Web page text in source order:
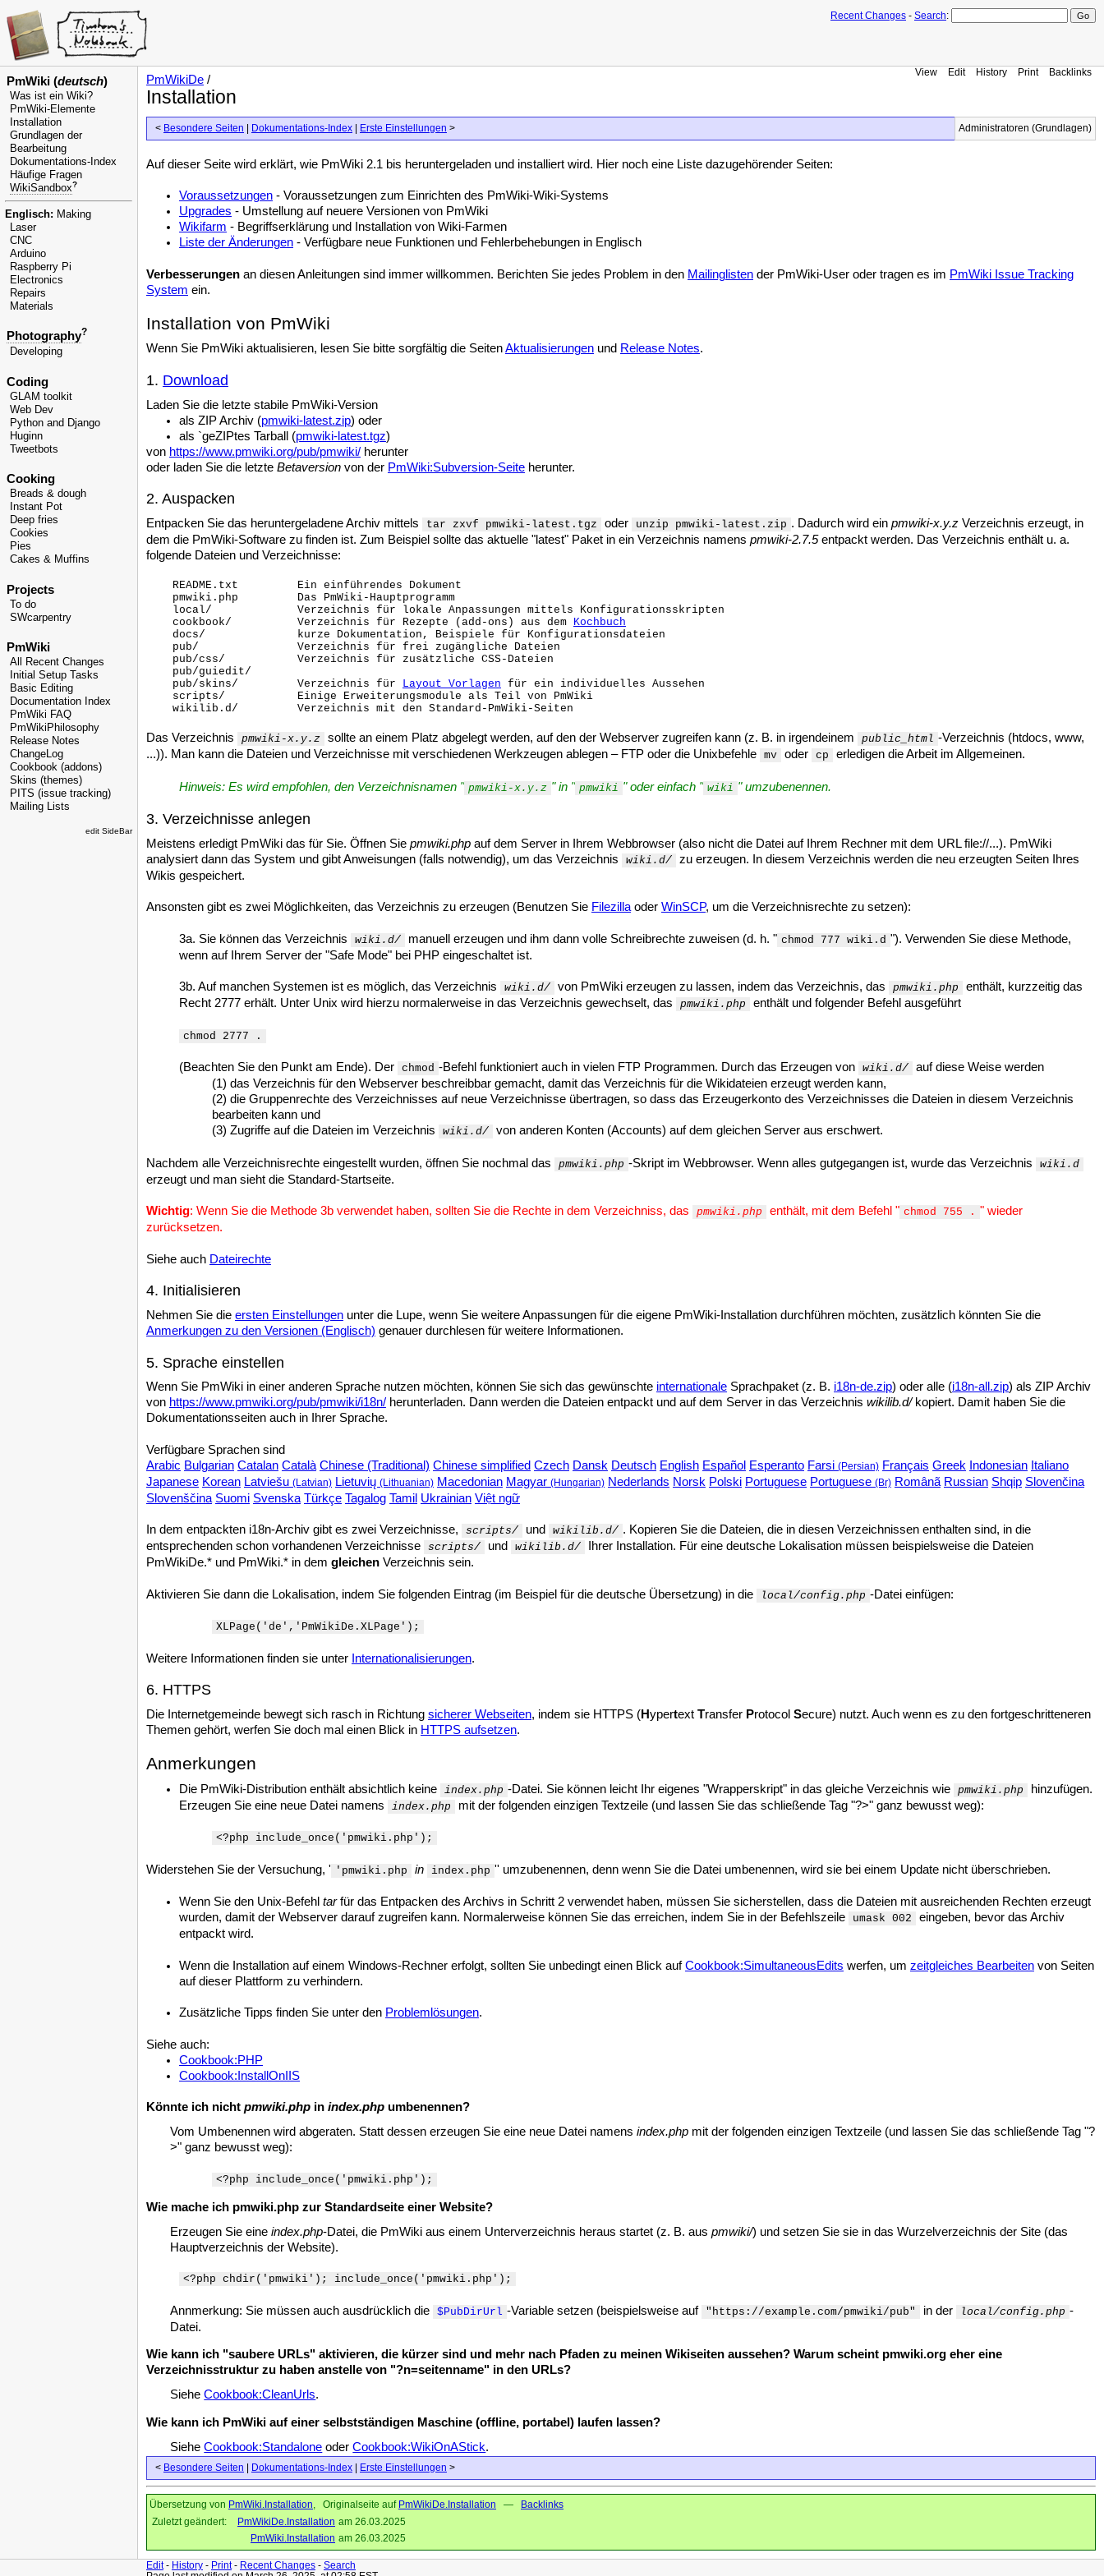
Recent Changes - Search:
PmWiki (deutsch)
Was ist ein Wiki?
PmWiki-Elemente
Installation
Grundlagen der
Bearbeitung
Dokumentations-Index
Häufige Fragen
WikiSandbox?
Englisch: Making
Laser
CNC
Arduino
Raspberry Pi
Electronics
Repairs
Materials
Photography?
Developing
Coding
GLAM toolkit
Web Dev
Python and Django
Huginn
Tweetbots
Cooking
Breads & dough
Instant Pot
Deep fries
Cookies
Pies
Cakes & Muffins
Projects
To do
SWcarpentry
PmWiki
All Recent Changes
Initial Setup Tasks
Basic Editing
Documentation Index
PmWiki FAQ
PmWikiPhilosophy
Release Notes
ChangeLog
Cookbook (addons)
Skins (themes)
PITS (issue tracking)
Mailing Lists
edit SideBar
View Edit History Print Backlinks
PmWikiDe /
Installation
Administratoren (Grundlagen)
< Besondere Seiten | Dokumentations-Index | Erste Einstellungen >
Auf dieser Seite wird erklärt, wie PmWiki 2.1 bis heruntergeladen und installiert wird. Hier noch eine Liste dazugehörender Seiten:
Voraussetzungen - Voraussetzungen zum Einrichten des PmWiki-Wiki-Systems
Upgrades - Umstellung auf neuere Versionen von PmWiki
Wikifarm - Begriffserklärung und Installation von Wiki-Farmen
Liste der Änderungen - Verfügbare neue Funktionen und Fehlerbehebungen in Englisch
Verbesserungen an diesen Anleitungen sind immer willkommen. Berichten Sie jedes Problem in den Mailinglisten der PmWiki-User oder tragen es im PmWiki Issue Tracking
System ein.
Installation von PmWiki
Wenn Sie PmWiki aktualisieren, lesen Sie bitte sorgfältig die SeitenAktualisierungen und Release Notes.
1. Download
Laden Sie die letzte stabile PmWiki-Version
als ZIP Archiv (pmwiki-latest.zip) oder
als `geZIPtes Tarball (pmwiki-latest.tgz)
von https://www.pmwiki.org/pub/pmwiki/ herunter
oder laden Sie die letzte Betaversion von der PmWiki:Subversion-Seite herunter.
2. Auspacken
Entpacken Sie das heruntergeladene Archiv mittels tar zxvf pmwiki-latest.tgz oder unzip pmwiki-latest.zip . Dadurch wird ein pmwiki-x.y.z Verzeichnis erzeugt, in
dem die PmWiki-Software zu finden ist. Zum Beispiel sollte das aktuelle "latest" Paket in ein Verzeichnis namens pmwiki-2.7.5entpackt werden. Das Verzeichnis enthält u. a.
folgende Dateien und Verzeichnisse:
    README.txt         Ein einführendes Dokument
    pmwiki.php         Das PmWiki-Hauptprogramm
    local/             Verzeichnis für lokale Anpassungen mittels Konfigurationsskripten
    cookbook/          Verzeichnis für Rezepte (add-ons) aus dem
Kochbuch
    docs/              kurze Dokumentation, Beispiele für Konfigurationsdateien
    pub/               Verzeichnis für frei zugängliche Dateien
    pub/css/           Verzeichnis für zusätzliche CSS-Dateien
    pub/guiedit/
    pub/skins/         Verzeichnis für
Layout Vorlagen für ein individuelles Aussehen
    scripts/           Einige Erweiterungsmodule als Teil von PmWiki
Das Verzeichnis pmwiki-x.y.z sollte an einem Platz abgelegt werden, auf den der Webserver zugreifen kann (z. B. in irgendeinem public_html -Verzeichnis (htdocs, www,
...)). Man kann die Dateien und Verzeichnisse mit verschiedenen Werkzeugen ablegen – FTP oder die Unixbefehle mv oder cp erledigen die Arbeit im Allgemeinen.
Hinweis: Es wird empfohlen, den Verzeichnisnamen " pmwiki-x.y.z " in " pmwiki " oder einfach " wiki " umzubenennen.
3. Verzeichnisse anlegen
Meistens erledigt PmWiki das für Sie. Öffnen Sie pmwiki.php auf dem Server in Ihrem Webbrowser (also nicht die Datei auf Ihrem Rechner mit dem URL file://...). PmWiki
analysiert dann das System und gibt Anweisungen (falls notwendig), um das Verzeichnis
wiki.d/ zu erzeugen. In diesem Verzeichnis werden die neu erzeugten Seiten Ihres
Wikis gespeichert.
Ansonsten gibt es zwei Möglichkeiten, das Verzeichnis zu erzeugen (Benutzen Sie Filezillaoder WinSCP, um die Verzeichnisrechte zu setzen):
3a. Sie können das Verzeichnis wiki.d/ manuell erzeugen und ihm dann volle Schreibrechte zuweisen (d. h. " chmod 777 wiki.d "). Verwenden Sie diese Methode,
wenn auf Ihrem Server der "Safe Mode" bei PHP eingeschaltet ist.
3b. Auf manchen Systemen ist es möglich, das Verzeichnis wiki.d/ von PmWiki erzeugen zu lassen, indem das Verzeichnis, das pmwiki.php
enthält, kurzzeitig das
Recht 2777 erhält. Unter Unix wird hierzu normalerweise in das Verzeichnis gewechselt, das
pmwiki.php enthält und folgender Befehl ausgeführt
chmod 2777 .
(Beachten Sie den Punkt am Ende). Der chmod -Befehl funktioniert auch in vielen FTP Programmen. Durch das Erzeugen von wiki.d/ auf diese Weise werden
(1) das Verzeichnis für den Webserver beschreibbar gemacht, damit das Verzeichnis für die Wikidateien erzeugt werden kann,
(2) die Gruppenrechte des Verzeichnisses auf neue Verzeichnisse übertragen, so dass das Erzeugerkonto des Verzeichnisses die Dateien in diesem Verzeichnis
bearbeiten kann und
(3) Zugriffe auf die Dateien im Verzeichnis
wiki.d/ von anderen Konten (Accounts) auf dem gleichen Server aus erschwert.
Nachdem alle Verzeichnisrechte eingestellt wurden, öffnen Sie nochmal das pmwiki.php -Skript im Webbrowser. Wenn alles gutgegangen ist, wurde das Verzeichnis wiki.d
erzeugt und man sieht die Standard-Startseite.
Wichtig: Wenn Sie die Methode 3b verwendet haben, sollten Sie die Rechte in dem Verzeichniss, das pmwiki.php enthält, mit dem Befehl " chmod 755 . " wieder
zurücksetzen.
Siehe auch Dateirechte
4. Initialisieren
Nehmen Sie die ersten Einstellungen unter die Lupe, wenn Sie weitere Anpassungen für die eigene PmWiki-Installation durchführen möchten, zusätzlich könnten Sie die
Anmerkungen zu den Versionen (Englisch) genauer durchlesen für weitere Informationen.
5. Sprache einstellen
Wenn Sie PmWiki in einer anderen Sprache nutzen möchten, können Sie sich das gewünschte internationale Sprachpaket (z. B. i18n-de.zip) oder alle (i18n-all.zip) als ZIP Archiv
von https://www.pmwiki.org/pub/pmwiki/i18n/ herunterladen. Dann werden die Dateien entpackt und auf dem Server in das Verzeichnis wikilib.d/kopiert. Damit haben Sie die
Dokumentationsseiten auch in Ihrer Sprache.
Verfügbare Sprachen sind
Arabic Bulgarian Catalan Català Chinese (Traditional) Chinese simplified Czech Dansk Deutsch English Español Esperanto Farsi (Persian) Français Greek Indonesian Italiano
Japanese Korean Latviešu (Latvian) Lietuvių (Lithuanian) Macedonian Magyar (Hungarian) Nederlands Norsk Polski Portuguese Portuguese (Br) Românã Russian Shqip Slovenčina
Slovenščina Suomi Svenska Türkçe Tagalog Tamil Ukrainian Việt ngữ
In dem entpackten i18n-Archiv gibt es zwei Verzeichnisse, scripts/ und wikilib.d/ . Kopieren Sie die Dateien, die in diesen Verzeichnissen enthalten sind, in die
entsprechenden schon vorhandenen Verzeichnisse scripts/ und wikilib.d/
Ihrer Installation. Für eine deutsche Lokalisation müssen beispielsweise die Dateien
PmWikiDe.* und PmWiki.* in dem gleichen Verzeichnis sein.
Aktivieren Sie dann die Lokalisation, indem Sie folgenden Eintrag (im Beispiel für die deutsche Übersetzung) in die local/config.php -Datei einfügen:
XLPage('de','PmWikiDe.XLPage');
Weitere Informationen finden sie unter Internationalisierungen.
6. HTTPS
Die Internetgemeinde bewegt sich rasch in Richtung sicherer Webseiten, indem sie HTTPS (Hypertext Transfer Protocol Secure) nutzt. Auch wenn es zu den fortgeschritteneren
Themen gehört, werfen Sie doch mal einen Blick in HTTPS aufsetzen.
Anmerkungen
Die PmWiki-Distribution enthält absichtlich keine index.php -Datei. Sie können leicht Ihr eigenes "Wrapperskript" in das gleiche Verzeichnis wie pmwiki.php
hinzufügen.
Erzeugen Sie eine neue Datei namens
index.php mit der folgenden einzigen Textzeile (und lassen Sie das schließende Tag "?>" ganz bewusst weg):
<?php include_once('pmwiki.php');
Widerstehen Sie der Versuchung, ' 'pmwiki.php in index.php '' umzubenennen, denn wenn Sie die Datei umbenennen, wird sie bei einem Update nicht überschrieben.
Wenn Sie den Unix-Befehl tarfür das Entpacken des Archivs in Schritt 2 verwendet haben, müssen Sie sicherstellen, dass die Dateien mit ausreichenden Rechten erzeugt
wurden, damit der Webserver darauf zugreifen kann. Normalerweise können Sie das erreichen, indem Sie in der Befehlszeile
umask 002
eingeben, bevor das Archiv
entpackt wird.
Wenn die Installation auf einem Windows-Rechner erfolgt, sollten Sie unbedingt einen Blick aufCookbook:SimultaneousEdits werfen, um zeitgleiches Bearbeiten von Seiten
auf dieser Plattform zu verhindern.
Zusätzliche Tipps finden Sie unter den Problemlösungen.
Siehe auch:
Cookbook:PHP
Cookbook:InstallOnIIS
Könnte ich nicht pmwiki.php in index.php umbenennen?
Vom Umbenennen wird abgeraten. Statt dessen erzeugen Sie eine neue Datei namensindex.php mit der folgenden einzigen Textzeile (und lassen Sie das schließende Tag "?
>" ganz bewusst weg):
<?php include_once('pmwiki.php');
Wie mache ich pmwiki.php zur Standardseite einer Website?
Erzeugen Sie eineindex.php-Datei, die PmWiki aus einem Unterverzeichnis heraus startet (z. B. auspmwiki/) und setzen Sie sie in das Wurzelverzeichnis der Site (das
Hauptverzeichnis der Website).
<?php chdir('pmwiki'); include_once('pmwiki.php');
Annmerkung: Sie müssen auch ausdrücklich die $PubDirUrl -Variable setzen (beispielsweise auf "https://example.com/pmwiki/pub" in der local/config.php -
Datei.
Wie kann ich "saubere URLs" aktivieren, die kürzer sind und mehr nach Pfaden zu meinen Wikiseiten aussehen? Warum scheint pmwiki.org eher eine
Verzeichnisstruktur zu haben anstelle von "?n=seitenname" in den URLs?
SieheCookbook:CleanUrls.
Wie kann ich PmWiki auf einer selbstständigen Maschine (offline, portabel) laufen lassen?
SieheCookbook:Standalone oderCookbook:WikiOnAStick.
< Besondere Seiten | Dokumentations-Index | Erste Einstellungen >
Übersetzung von PmWiki.Installation , Originalseite auf PmWikiDe.Installation — Backlinks
Zuletzt geändert:
PmWikiDe.Installation am 26.03.2025
PmWiki.Installation am 26.03.2025
Edit- History - Print- Recent Changes - Search